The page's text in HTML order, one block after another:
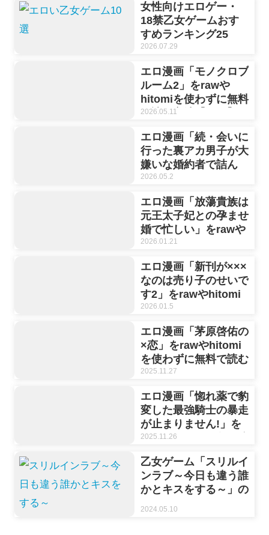
女性向けエロゲー・
18禁乙女ゲームおす
すめランキング25
選！イケメンとの濃厚
新】
2026.07.29
エロ漫画「モノクロブ
ルーム2」をrawや
hitomiを使わずに無料
で読む方法【ぱり】
2026.05.11
エロ漫画「続・会いに
行った裏アカ男子が大
嫌いな婚約者で詰ん
だ。」をrawやhitomi
方法【夏尾/麻生ぶ
り】
2026.05.2
エロ漫画「放蕩貴族は
元王太子妃との孕ませ
婚で忙しい」をrawや
hitomiを使わずに無料
岩】
2026.01.21
エロ漫画「新刊が×××
なのは売り子のせいで
す2」をrawやhitomi
を使わずに無料で読む
2026.01.5
エロ漫画「茅原啓佑の
×恋」をrawやhitomi
を使わずに無料で読む
方法【ぽつねんじん】
2025.11.27
エロ漫画「惚れ薬で豹
変した最強騎士の暴走
が止まりません!」を
rawやhitomiを使わず
海にいな】
2025.11.26
乙女ゲーム「スリルイ
ンラブ～今日も違う誰
かとキスをする～」の
2024.05.10